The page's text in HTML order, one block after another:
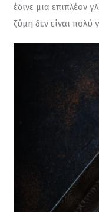
έδινε μια επιπλέον
ζύμη δεν είναι πολύ